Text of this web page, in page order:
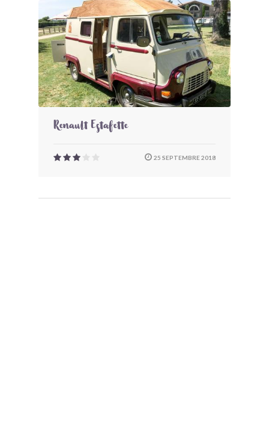
Renault Estafette
25 SEPTEMBRE 2018